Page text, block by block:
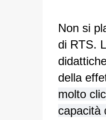
Non si
di RTS.
della
molto
capacità